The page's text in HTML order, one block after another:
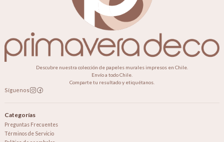
Descubre nuestra colección de papeles murales impresos en Chile.
Envío a todo Chile.
Comparte tu resultado y etiquétanos.
Síguenos
Categorías
Preguntas Frecuentes
Términos de Servicio